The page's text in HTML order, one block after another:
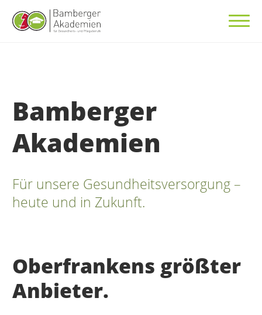
Bamberger
Akademien
Für unsere Gesundheitsversorgung –
heute und in Zukunft.
Oberfrankens größter
Anbieter.